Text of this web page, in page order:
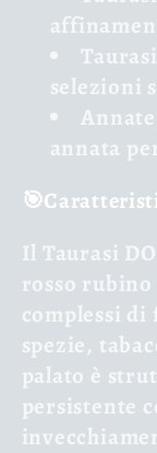
selezioni
annata
Il Taurasi
rosso
complessi di
spezie,
palato è
persistente